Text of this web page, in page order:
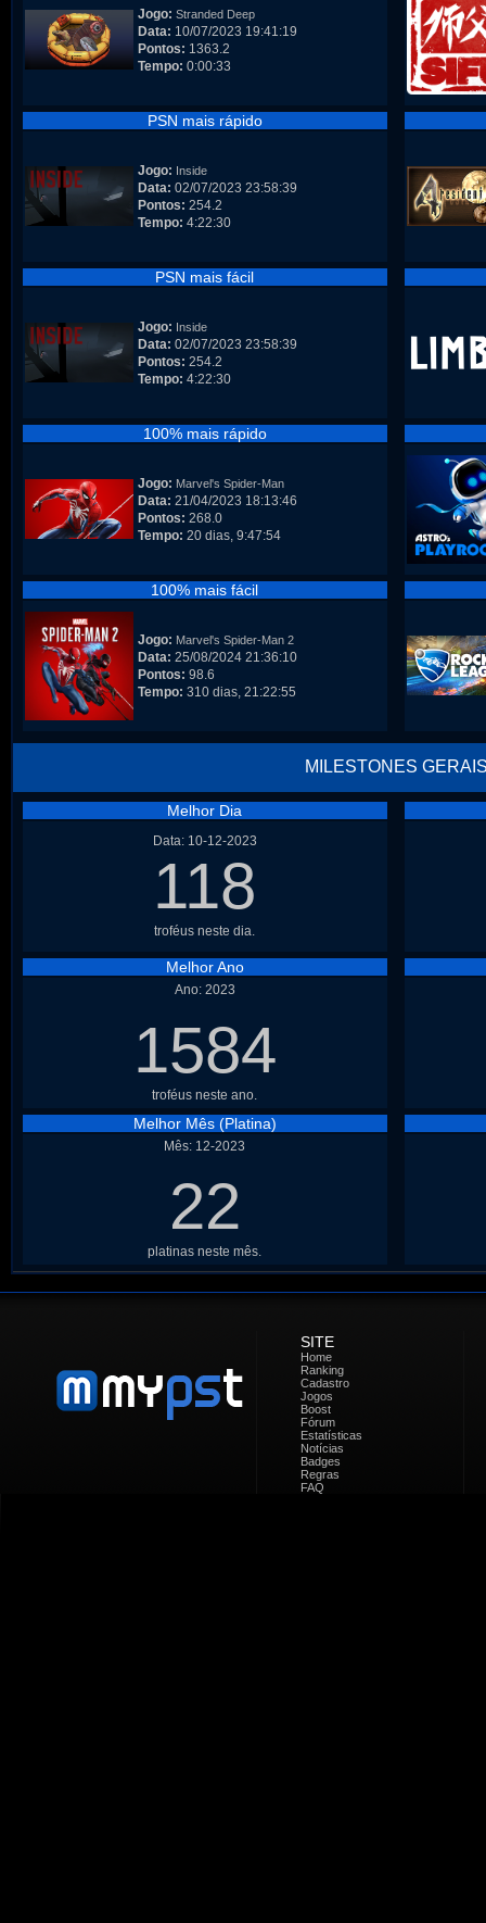
Jogo: Stranded Deep
Data: 10/07/2023 19:41:19
Pontos: 1363.2
Tempo: 0:00:33
PSN mais rápido
Jogo: Inside
Data: 02/07/2023 23:58:39
Pontos: 254.2
Tempo: 4:22:30
PSN mais fácil
Jogo: Inside
Data: 02/07/2023 23:58:39
Pontos: 254.2
Tempo: 4:22:30
100% mais rápido
Jogo: Marvel's Spider-Man
Data: 21/04/2023 18:13:46
Pontos: 268.0
Tempo: 20 dias, 9:47:54
100% mais fácil
Jogo: Marvel's Spider-Man 2
Data: 25/08/2024 21:36:10
Pontos: 98.6
Tempo: 310 dias, 21:22:55
MILESTONES
Melhor Dia
Data: 10-12-2023
118
troféus neste dia.
Melhor Ano
Ano: 2023
1584
troféus neste ano.
Melhor Mês (Platina)
Mês: 12-2023
22
platinas neste mês.
SITE
Home
Ranking
Cadastro
Jogos
Boost
Fórum
Estatísticas
Notícias
Badges
Regras
FAQ